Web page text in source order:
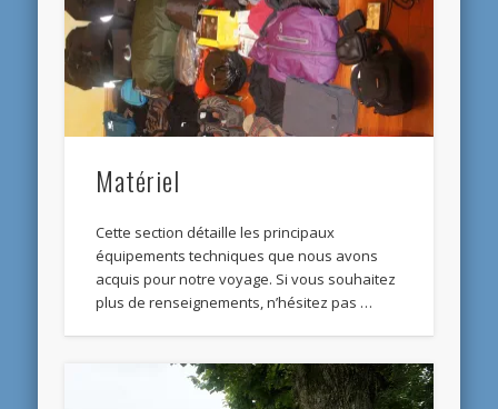
Matériel
Cette section détaille les principaux
équipements techniques que nous avons
acquis pour notre voyage. Si vous souhaitez
plus de renseignements, n’hésitez pas …